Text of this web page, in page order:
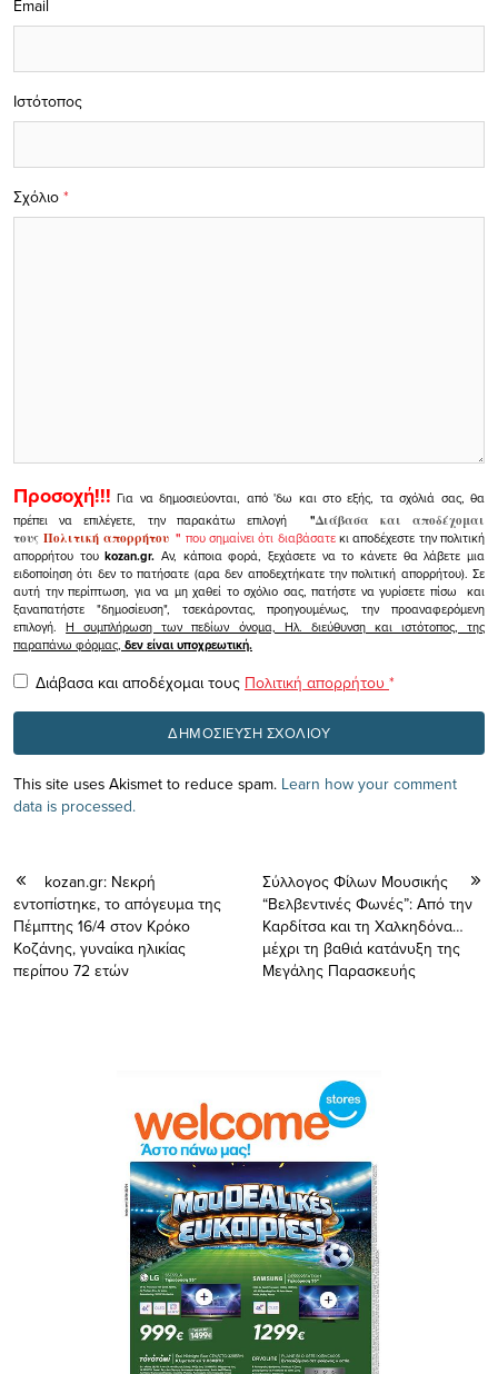
Σχόλιο *
Email
Ιστότοπος
Προσοχή!!! Για να δημοσιεύονται, από 'δω και στο εξής, τα σχόλιά σας, θα
πρέπει να επιλέγετε, την παρακάτω επιλογή
"Διάβασα και αποδέχομαι
τουςΠολιτική απορρήτου" που σημαίνει ότι διαβάσατεκι αποδέχεστε την πολιτική
απορρήτου τουkozan.gr. Αν, κάποια φορά, ξεχάσετε να το κάνετε θα λάβετε μια
ειδοποίηση ότι δεν το πατήσατε (αρα δεν αποδεχτήκατε την πολιτική απορρήτου). Σε
αυτή την περίπτωση, για να μη χαθεί το σχόλιο σας, πατήστε να γυρίσετε πίσω και
ξαναπατήστε "δημοσίευση", τσεκάροντας, προηγουμένως, την προαναφερόμενη
επιλογή.Η συμπλήρωση των πεδίων όνομα, Ηλ. διεύθυνση και ιστότοπος, της
παραπάνω φόρμας, δεν είναι υποχρεωτική.
Διάβασα και αποδέχομαι τους Πολιτική απορρήτου *
This site uses Akismet to reduce spam. Learn how your comment
data is processed.
kozan.gr: Νεκρή
εντοπίστηκε, το απόγευμα της
Πέμπτης 16/4 στον Κρόκο
Κοζάνης, γυναίκα ηλικίας
περίπου 72 ετών
Σύλλογος Φίλων Μουσικής
“Βελβεντινές Φωνές”: Από την
Καρδίτσα και τη Χαλκηδόνα…
μέχρι τη βαθιά κατάνυξη της
Μεγάλης Παρασκευής